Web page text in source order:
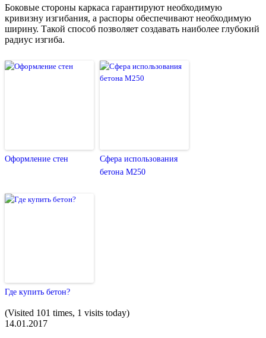
Боковые стороны каркаса гарантируют необходимую
кривизну изгибания, а распоры обеспечивают необходимую
ширину. Такой способ позволяет создавать наиболее глубокий
радиус изгиба.
Оформление стен
Сфера использования
бетона М250
Где купить бетон?
(Visited 101 times, 1 visits today)
14.01.2017